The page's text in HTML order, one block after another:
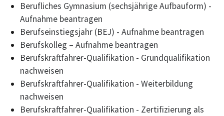
Berufliches Gymnasium (sechsjährige Aufbauform) -
Aufnahme beantragen
Berufseinstiegsjahr (BEJ) - Aufnahme beantragen
Berufskolleg – Aufnahme beantragen
Berufskraftfahrer-Qualifikation - Grundqualifikation
nachweisen
Berufskraftfahrer-Qualifikation - Weiterbildung
nachweisen
Berufskraftfahrer-Qualifikation - Zertifizierung als